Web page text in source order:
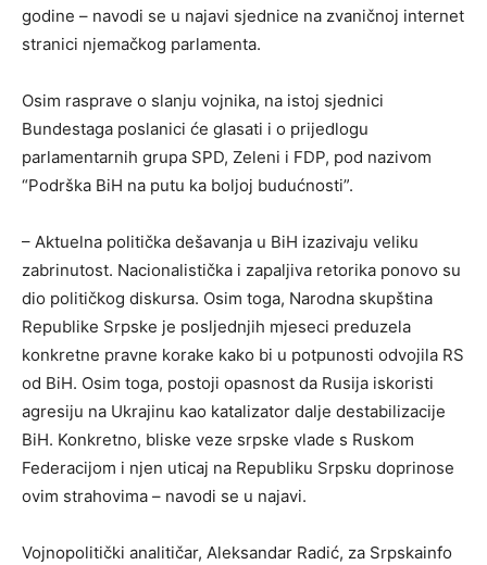
godine – navodi se u najavi sjednice na zvaničnoj internet
stranici njemačkog parlamenta.
Osim rasprave o slanju vojnika, na istoj sjednici
Bundestaga poslanici će glasati i o prijedlogu
parlamentarnih grupa SPD, Zeleni i FDP, pod nazivom
“Podrška BiH na putu ka boljoj budućnosti”.
– Aktuelna politička dešavanja u BiH izazivaju veliku
zabrinutost. Nacionalistička i zapaljiva retorika ponovo su
dio političkog diskursa. Osim toga, Narodna skupština
Republike Srpske je posljednjih mjeseci preduzela
konkretne pravne korake kako bi u potpunosti odvojila RS
od BiH. Osim toga, postoji opasnost da Rusija iskoristi
agresiju na Ukrajinu kao katalizator dalje destabilizacije
BiH. Konkretno, bliske veze srpske vlade s Ruskom
Federacijom i njen uticaj na Republiku Srpsku doprinose
ovim strahovima – navodi se u najavi.
Vojnopolitički analitičar, Aleksandar Radić, za Srpskainfo